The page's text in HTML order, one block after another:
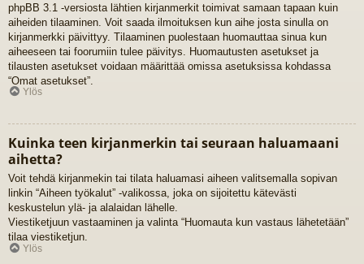
phpBB 3.1 -versiosta lähtien kirjanmerkit toimivat samaan tapaan kuin
aiheiden tilaaminen. Voit saada ilmoituksen kun aihe josta sinulla on
kirjanmerkki päivittyy. Tilaaminen puolestaan huomauttaa sinua kun
aiheeseen tai foorumiin tulee päivitys. Huomautusten asetukset ja
tilausten asetukset voidaan määrittää omissa asetuksissa kohdassa
“Omat asetukset”.
Ylös
Kuinka teen kirjanmerkin tai seuraan haluamaani
aihetta?
Voit tehdä kirjanmekin tai tilata haluamasi aiheen valitsemalla sopivan
linkin “Aiheen työkalut” -valikossa, joka on sijoitettu kätevästi
keskustelun ylä- ja alalaidan lähelle.
Viestiketjuun vastaaminen ja valinta “Huomauta kun vastaus lähetetään”
tilaa viestiketjun.
Ylös